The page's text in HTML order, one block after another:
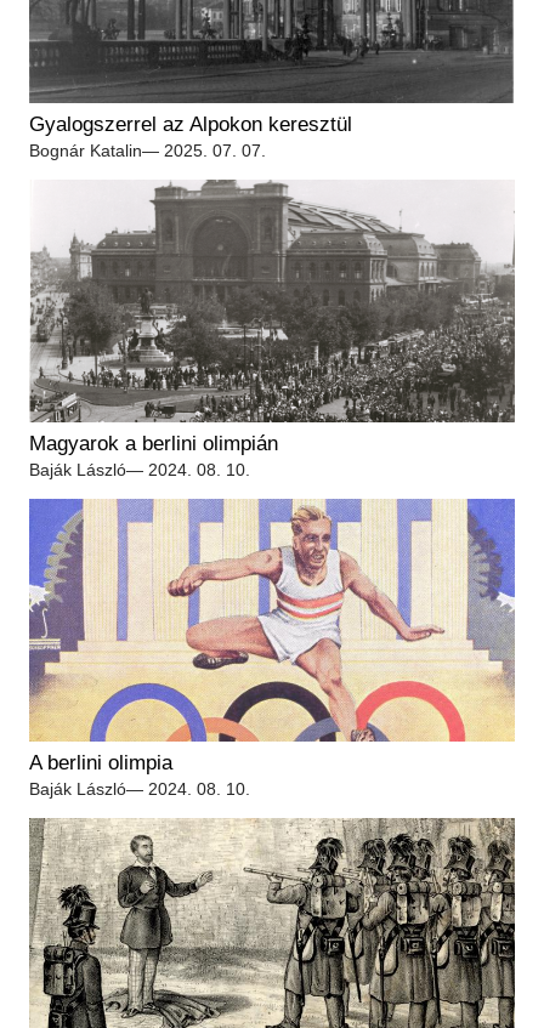
Régészet
Tagintézmények
Felnőttképzés
Képcsarnok
Történeti Fényképtár
Éremtár
Adattár
Központi Könyvtár
Gyalogszerrel az Alpokon keresztül
Bognár Katalin— 2025. 07. 07.
Magyarok a berlini olimpián
Baják László— 2024. 08. 10.
A berlini olimpia
Baják László— 2024. 08. 10.